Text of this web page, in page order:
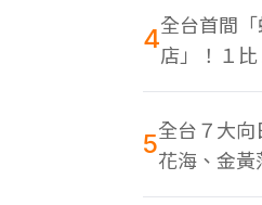
4全台首間
店」！１
男，百款
5全台７大
花海、金
同框